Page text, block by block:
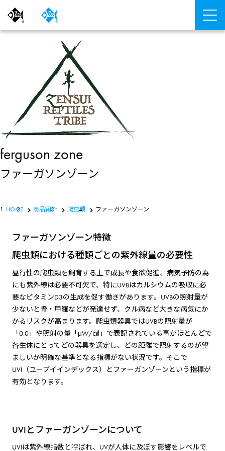
ferguson zone
ファーガソンゾーン
HOME 商品紹介 爬虫類 ファーガソンゾーン
ファーガソンゾーン特徴
爬虫類における種類ごとの紫外線量の必要性
昼行性の爬虫類を飼育する上で成長や食欲促進、病気予防の為
にも紫外線は必要不可欠で、特にUVBはカルシウムの吸収に必
要なビタミンD3の生成を促す働きがあります。UVBの照射量が
少ないと骨・甲羅などが発達せず、クル病など大きな病気にか
かるリスクが高まります。爬虫類器具ではUVBの照射量が
「0.0」や照射の量「μW/㎠」で表記されている事がほとんどで
各生体にとってどの器具を選定し、どの距離で照射するのが望
ましいか明確な基準となる指標がない状況です。そこで
UVI（ユーブイインデックス）とファーガンゾーンという指標が
有効となります。
UVIとファーガンゾーンについて
UVIは紫外線指数と呼ばれ、UVが人体に及ぼす影響をレベルで